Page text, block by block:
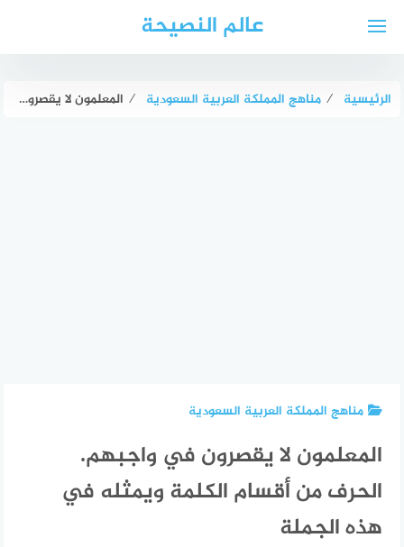
عالم النصيحة
الرئيسية ⁄ مناهج المملكة العربية السعودية ⁄ المعلمون لا يقصرون في واجبهم. الحرف من أقسام الكلمة ويمثله في هذه الجملة
مناهج المملكة العربية السعودية
المعلمون لا يقصرون في واجبهم.
الحرف من أقسام الكلمة ويمثله في
هذه الجملة